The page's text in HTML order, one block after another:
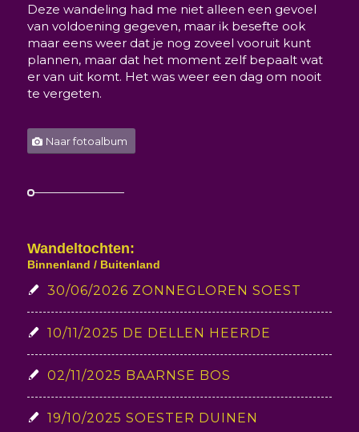
Deze wandeling had me niet alleen een gevoel
van voldoening gegeven, maar ik besefte ook
maar eens weer dat je nog zoveel vooruit kunt
plannen, maar dat het moment zelf bepaalt wat
er van uit komt. Het was weer een dag om nooit
te vergeten.
Naar fotoalbum
Wandeltochten:
Binnenland / Buitenland
30/06/2026 ZONNEGLOREN SOEST
10/11/2025 DE DELLEN HEERDE
02/11/2025 BAARNSE BOS
19/10/2025 SOESTER DUINEN